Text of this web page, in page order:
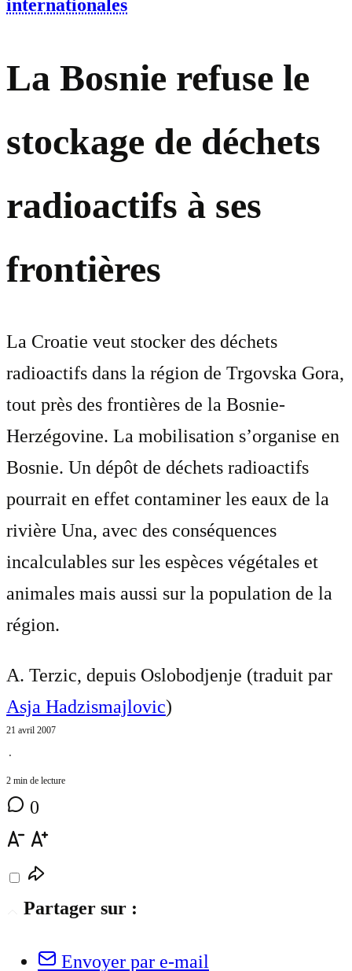
internationales
La Bosnie refuse le
stockage de déchets
radioactifs à ses
frontières
La Croatie veut stocker des déchets
radioactifs dans la région de Trgovska Gora,
tout près des frontières de la Bosnie-
Herzégovine. La mobilisation s’organise en
Bosnie. Un dépôt de déchets radioactifs
pourrait en effet contaminer les eaux de la
rivière Una, avec des conséquences
incalculables sur les espèces végétales et
animales mais aussi sur la population de la
région.
A. Terzic, depuis Oslobodjenje (traduit par
Asja Hadzismajlovic)
21 avril 2007
⋅
2 min de lecture
0
Partager sur :
Envoyer par e-mail